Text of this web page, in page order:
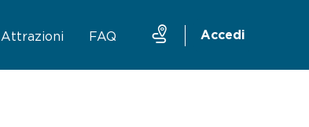
Attrazioni FAQ Accedi